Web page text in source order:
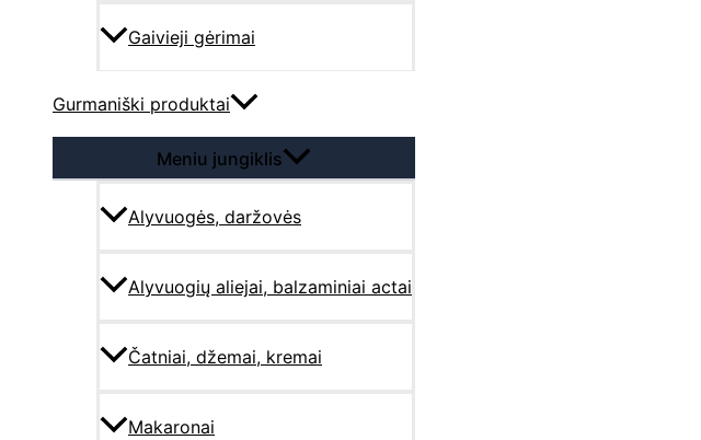
Gaivieji gėrimai
Gurmaniški produktai
Meniu jungiklis
Alyvuogės, daržovės
Alyvuogių aliejai, balzaminiai actai
Čatniai, džemai, kremai
Makaronai